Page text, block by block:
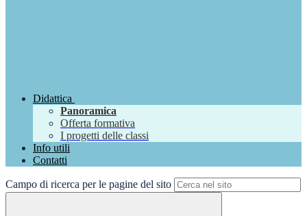
Didattica
Panoramica
Offerta formativa
I progetti delle classi
Info utili
Contatti
Campo di ricerca per le pagine del sito